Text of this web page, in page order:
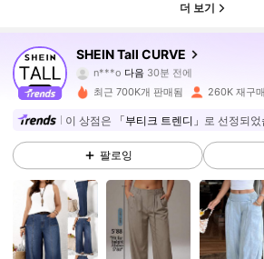
더 보기
SHEIN Tall CURVE
n***o다음30분 전에
r***5가 탐색 중입니다
4.80
195K 팔로워
4.80 195K 팔로워
4.80 195K 팔로워
최근 700K개 판매됨 260K 재구매
이 상점은 「부티크 트렌디」 로 선정되
팔로잉